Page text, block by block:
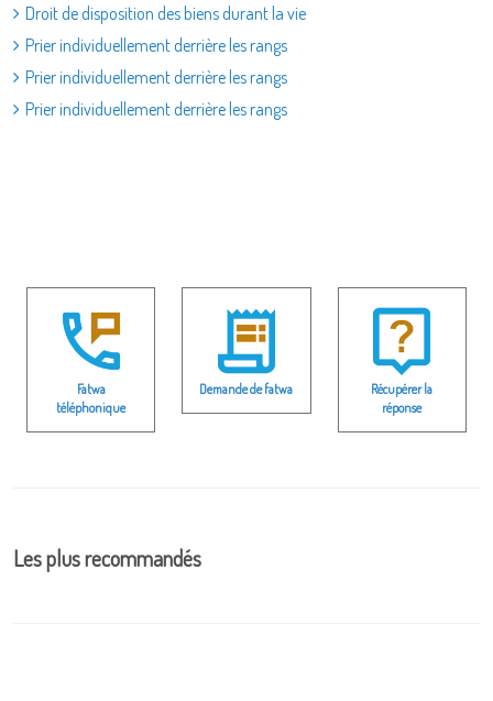
Droit de disposition des biens durant la vie
Prier individuellement derrière les rangs
Prier individuellement derrière les rangs
Prier individuellement derrière les rangs
Fatwa
téléphonique
Demande de fatwa
Récupérer la
réponse
Les plus recommandés